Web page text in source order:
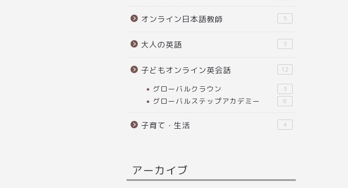
オンライン日本語教師 5
大人の英語 3
子どもオンライン英会話 12
グローバルクラウン 3
グローバルステップアカデミー 6
子育て・生活 4
アーカイブ